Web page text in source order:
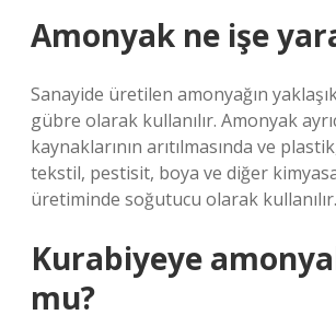
Amonyak ne işe
Sanayide üretilen amonyağın
gübre olarak kullanılır. Amonyak
kaynaklarının arıtılmasında ve
tekstil, pestisit, boya ve diğer
üretiminde soğutucu olarak kullanılır.
Kurabiyeye
mu?